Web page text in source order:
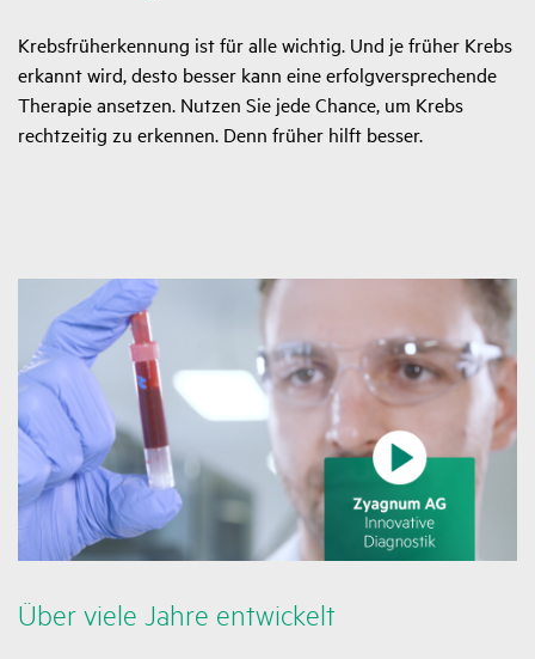
Krebsfrüherkennung ist für alle wichtig. Und je früher Krebs
erkannt wird, desto besser kann eine erfolgversprechende
Therapie ansetzen. Nutzen Sie jede Chance, um Krebs
rechtzeitig zu erkennen. Denn früher hilft besser.
Über viele Jahre entwi­ckelt